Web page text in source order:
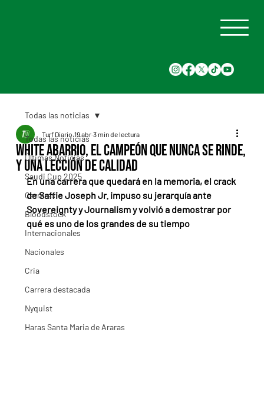
Todas las noticias
Últimas Noticias
Saudi Cup 2025
Carreras
Bloodstock
Internacionales
Nacionales
Cria
Carrera destacada
Nyquist
Haras Santa Maria de Araras
Todas las noticias
White Abarrio, el campeón que nunca se rinde,
y una lección de calidad
Turf Diario 19 abr 3 min de lectura
En una carrera que quedará en la memoria, el crack
de Saffie Joseph Jr. impuso su jerarquía ante
Sovereignty y Journalism y volvió a demostrar por
qué es uno de los grandes de su tiempo